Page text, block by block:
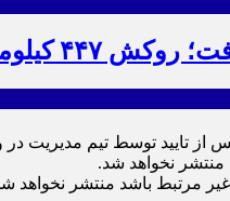
خراسان جنوبی
از تایید توسط تیم مدیریت
منتشر نخواهد شد.
غیر مرتبط باشد منتشر نخواهد